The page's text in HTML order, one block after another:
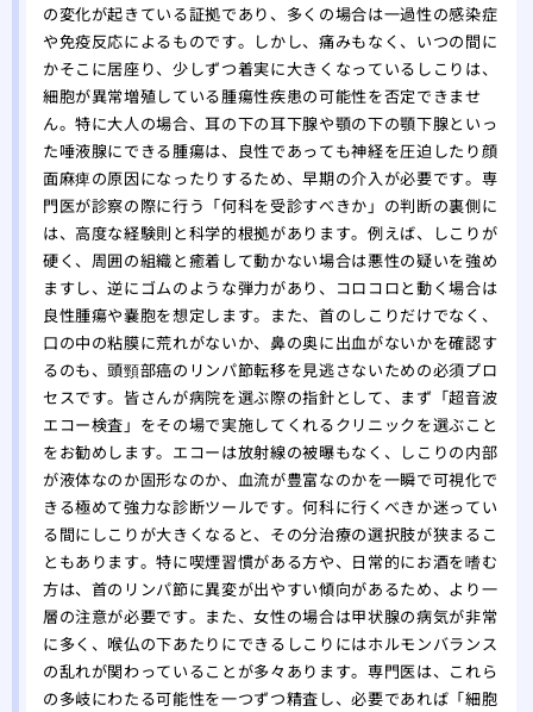
の変化が起きている証拠であり、多くの場合は一過性の感染症
や免疫反応によるものです。しかし、痛みもなく、いつの間に
かそこに居座り、少しずつ着実に大きくなっているしこりは、
細胞が異常増殖している腫瘍性疾患の可能性を否定できませ
ん。特に大人の場合、耳の下の耳下腺や顎の下の顎下腺といっ
た唾液腺にできる腫瘍は、良性であっても神経を圧迫したり顔
面麻痺の原因になったりするため、早期の介入が必要です。専
門医が診察の際に行う「何科を受診すべきか」の判断の裏側に
は、高度な経験則と科学的根拠があります。例えば、しこりが
硬く、周囲の組織と癒着して動かない場合は悪性の疑いを強め
ますし、逆にゴムのような弾力があり、コロコロと動く場合は
良性腫瘍や嚢胞を想定します。また、首のしこりだけでなく、
口の中の粘膜に荒れがないか、鼻の奥に出血がないかを確認す
るのも、頭頸部癌のリンパ節転移を見逃さないための必須プロ
セスです。皆さんが病院を選ぶ際の指針として、まず「超音波
エコー検査」をその場で実施してくれるクリニックを選ぶこと
をお勧めします。エコーは放射線の被曝もなく、しこりの内部
が液体なのか固形なのか、血流が豊富なのかを一瞬で可視化で
きる極めて強力な診断ツールです。何科に行くべきか迷ってい
る間にしこりが大きくなると、その分治療の選択肢が狭まるこ
ともあります。特に喫煙習慣がある方や、日常的にお酒を嗜む
方は、首のリンパ節に異変が出やすい傾向があるため、より一
層の注意が必要です。また、女性の場合は甲状腺の病気が非常
に多く、喉仏の下あたりにできるしこりにはホルモンバランス
の乱れが関わっていることが多々あります。専門医は、これら
の多岐にわたる可能性を一つずつ精査し、必要であれば「細胞